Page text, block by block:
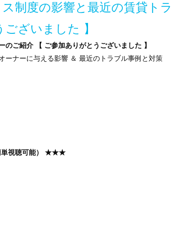
制度の影響と最近の賃貸トラ
ざいました 】
ご紹介 【 ご参加ありがとうございました 】
単視聴可能） ★★★